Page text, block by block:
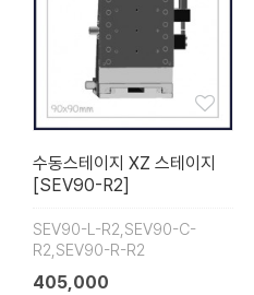
수동스테이지 XZ 스테이지
[SEV90-R2]
SEV90-L-R2,SEV90-C-
R2,SEV90-R-R2
405,000